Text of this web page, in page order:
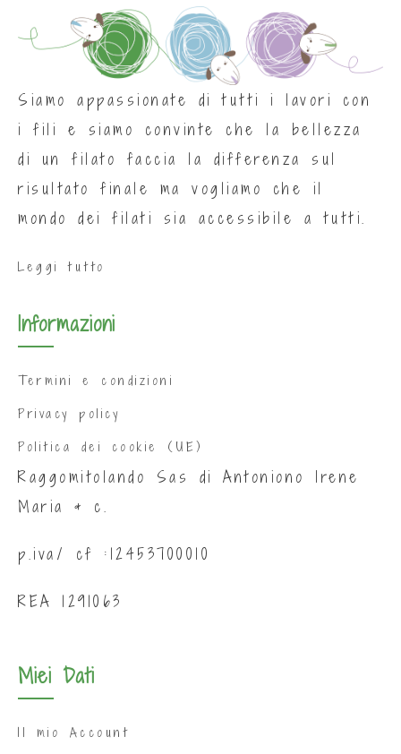
Siamo appassionate di tutti i lavori con
i fili e siamo convinte che la bellezza
di un filato faccia la differenza sul
risultato finale ma vogliamo che il
mondo dei filati sia accessibile a tutti.
Leggi tutto
Informazioni
Termini e condizioni
Privacy policy
Politica dei cookie (UE)
Raggomitolando Sas di Antoniono Irene
Maria & c.
p.iva/ cf :12453700010
REA 1291063
Miei Dati
Il mio Account